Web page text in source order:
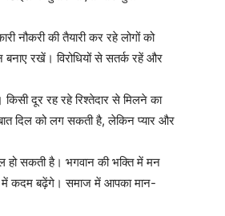
की तैयारी कर रहे लोगों को
रखें। विरोधियों से सतर्क रहें और
दूर रह रहे रिश्तेदार से मिलने का
दिल को लग सकती है, लेकिन प्यार और
सकती है। भगवान की भक्ति में मन
में कदम बढ़ेंगे। समाज में आपका मान-